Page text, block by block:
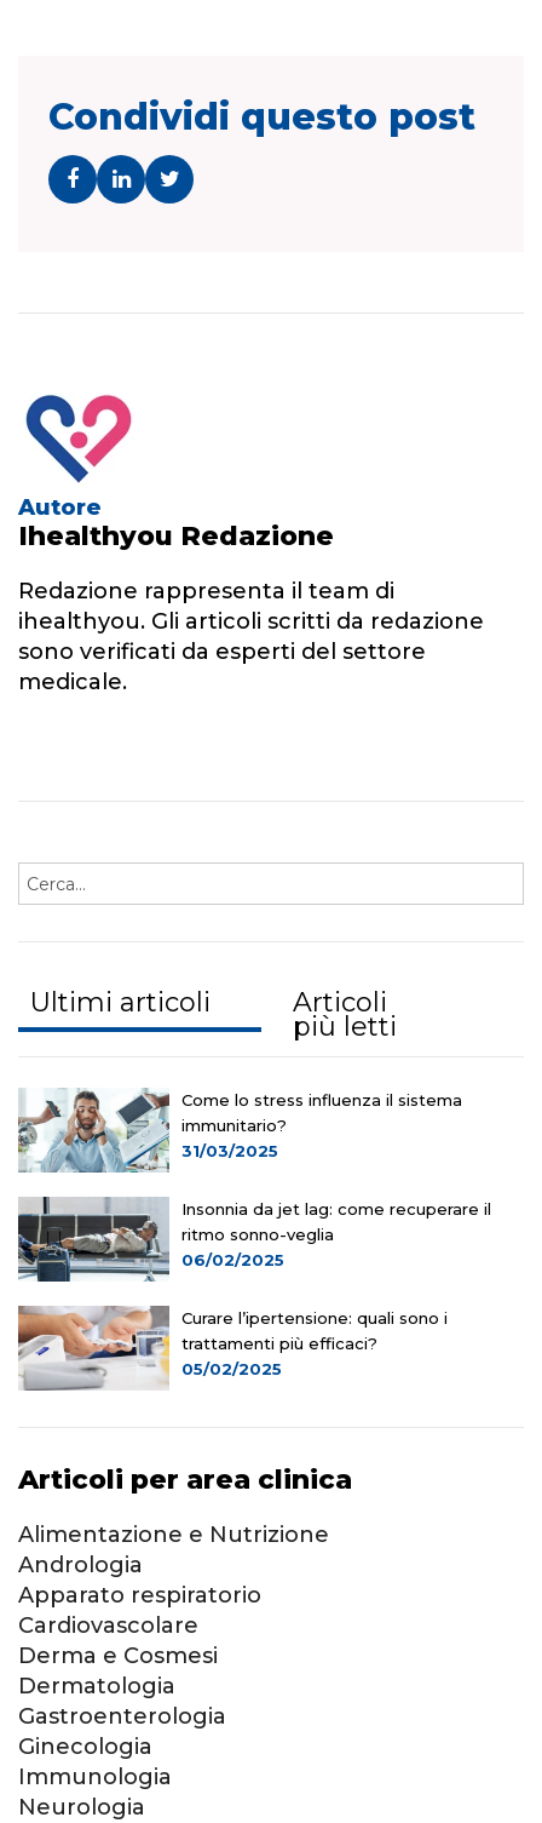
Condividi questo post
Autore
Ihealthyou Redazione
Redazione rappresenta il team di
ihealthyou. Gli articoli scritti da redazione
sono verificati da esperti del settore
medicale.
Ultimi articoli Articoli
più letti
Come lo stress influenza il sistema
immunitario?
31/03/2025
Insonnia da jet lag: come recuperare il
ritmo sonno-veglia
06/02/2025
Curare l’ipertensione: quali sono i
trattamenti più efficaci?
05/02/2025
Articoli per area clinica
Alimentazione e Nutrizione
Andrologia
Apparato respiratorio
Cardiovascolare
Derma e Cosmesi
Dermatologia
Gastroenterologia
Ginecologia
Immunologia
Neurologia